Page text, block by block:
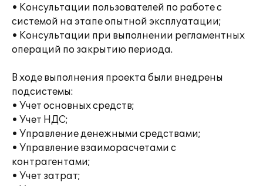
• Консультации пользователей по работе с
системой на этапе опытной эксплуатации;
• Консультации при выполнении регламентных
операций по закрытию периода.
В ходе выполнения проекта были внедрены
подсистемы:
• Учет основных средств;
• Учет НДС;
• Управление денежными средствами;
• Управление взаиморасчетами с
контрагентами;
• Учет затрат;